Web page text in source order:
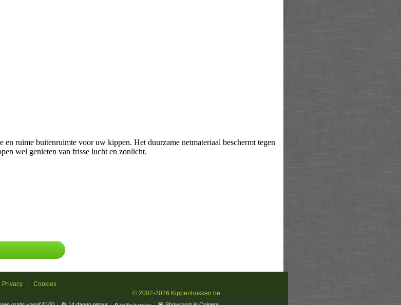
ruime buitenruimte voor uw kippen. Het duurzame netmateriaal beschermt tegen
wel genieten van frisse lucht en zonlicht.
Privacy
Cookies
© 2002-2026 Kippenhokken.be